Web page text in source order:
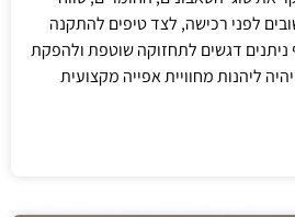
לפני רכישה, לצד טיפים להתקנה
ניתנים דגשים לתחזוקה שוטפת ולהפקת
ליהנות מחוויית אפייה מקצועית